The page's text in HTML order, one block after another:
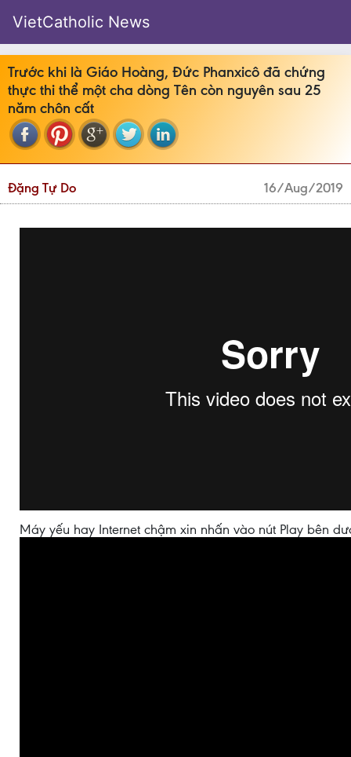
VietCatholic News
Trước khi là Giáo Hoàng, Đức Phanxicô đã chứng
thực thi thể một cha dòng Tên còn nguyên sau 25
năm chôn cất
Đặng Tự Do 16/Aug/2019
Máy yếu hay Internet chậm xin nhấn vào nút Play bên